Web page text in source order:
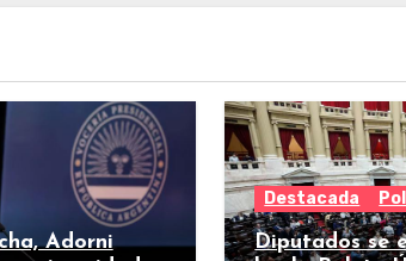
Adorni
Destacada
Diputados se